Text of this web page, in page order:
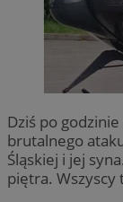
Dziś po
brutalnego
Śląskiej i jej
piętra. Wszyscy